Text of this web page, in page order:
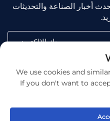
أخبار الصناعة والتحديثات
بريدك الإلكتروني
We use cookies and
If you don't want to